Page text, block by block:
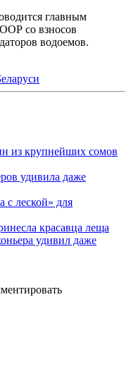
главным
со взносов
водоемов.
из крупнейших сомов
удивила даже
с леской» для
красавца леща
удивил даже